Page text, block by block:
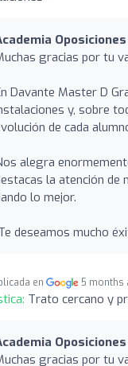
gracias por tu
Davante Master D
y, sobre
de cada
alegra
la atención
lo mejor.
deseamos mucho
en 5 months
Trato cercano y
gracias por tu